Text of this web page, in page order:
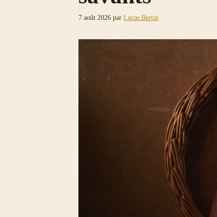
7 août 2026 par Lucas Bertin